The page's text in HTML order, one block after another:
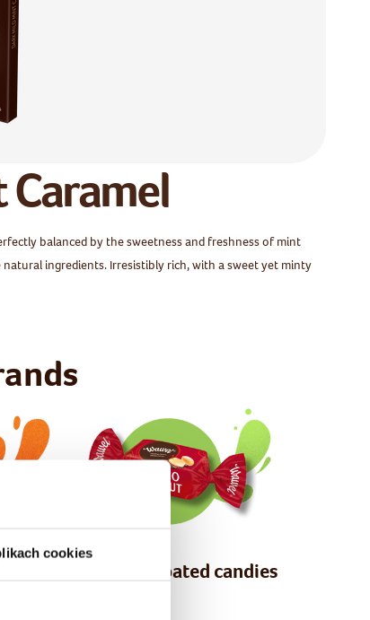
cookies
balanced by the sweetness and freshness of mint
ingredients. Irresistibly rich, with a sweet yet minty
Chocolate coated candies